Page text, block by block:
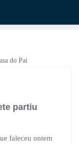
partiu
faleceu ontem